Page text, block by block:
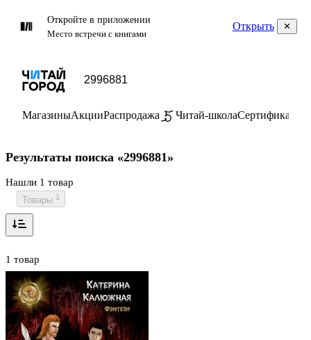
Откройте в приложении
Место встречи с книгами
Открыть
МагазиныАкцииРаспродажа Читай-школаСертификаты
Результаты поиска «2996881»
Нашли 1 товар
Товары 1
1 товар